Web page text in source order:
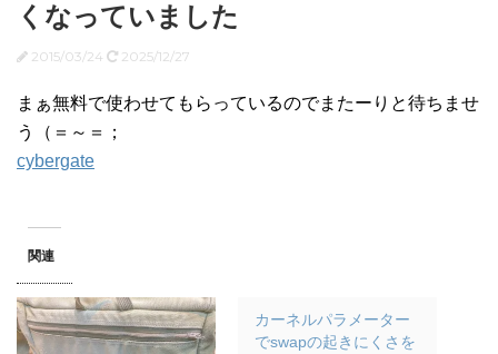
くなっていました
2015/03/24 2025/12/27
まぁ無料で使わせてもらっているのでまたーりと待ちませ
う（＝～＝；
cybergate
関連
カーネルパラメーター
でswapの起きにくさを